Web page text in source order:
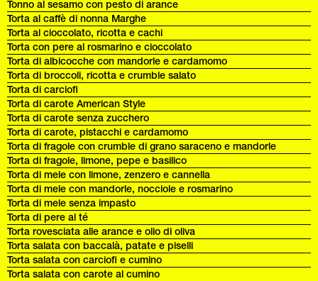
Tonno al sesamo con pesto di arance
Torta al caffè di nonna Marghe
Torta al cioccolato, ricotta e cachi
Torta con pere al rosmarino e cioccolato
Torta di albicocche con mandorle e cardamomo
Torta di broccoli, ricotta e crumble salato
Torta di carciofi
Torta di carote American Style
Torta di carote senza zucchero
Torta di carote, pistacchi e cardamomo
Torta di fragole con crumble di grano saraceno e mandorle
Torta di fragole, limone, pepe e basilico
Torta di mele con limone, zenzero e cannella
Torta di mele con mandorle, nocciole e rosmarino
Torta di mele senza impasto
Torta di pere al té
Torta rovesciata alle arance e olio di oliva
Torta salata con baccalà, patate e piselli
Torta salata con carciofi e cumino
Torta salata con carote al cumino